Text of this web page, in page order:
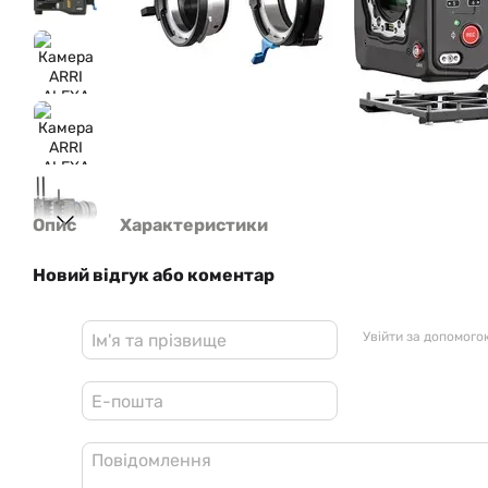
Опис Характеристики
Новий відгук або коментар
Увійти за